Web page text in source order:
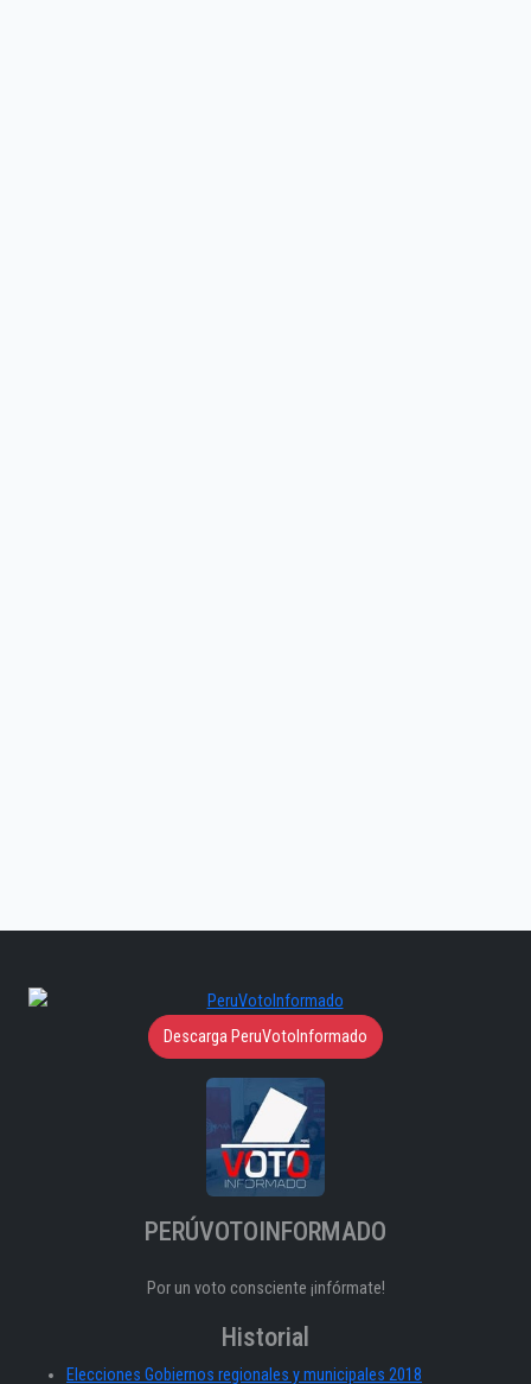
Descarga PeruVotoInformado
PERÚVOTOINFORMADO
Por un voto consciente ¡infórmate!
Historial
Elecciones Gobiernos regionales y municipales 2018